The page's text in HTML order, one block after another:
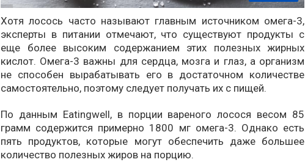
Хотя лосось часто называют главным источником омега-3,
эксперты в питании отмечают, что существуют продукты с
еще более высоким содержанием этих полезных жирных
кислот. Омега-3 важны для сердца, мозга и глаз, а организм
не способен вырабатывать его в достаточном количестве
самостоятельно, поэтому следует получать их с пищей.
По данным Eatingwell, в порции вареного лосося весом 85
грамм содержится примерно 1800 мг омега-3. Однако есть
пять продуктов, которые могут обеспечить даже большее
количество полезных жиров на порцию.